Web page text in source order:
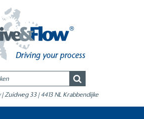
Zuidweg 33 | 4413 NL Krabbendijke